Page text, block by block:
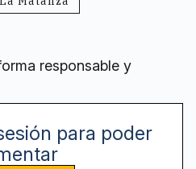
responsable y
para poder